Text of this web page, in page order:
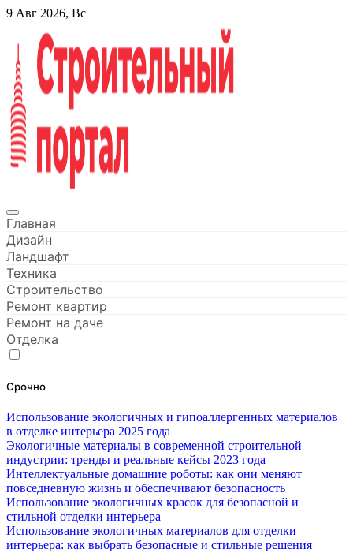
Перейти
содержанию
9 Авг 2026, Вс
Строительный портал
Главная
Дизайн
Ландшафт
Техника
Строительство
Ремонт квартир
Ремонт на даче
Отделка
Срочно
Использование экологичных и гипоаллергенных материалов
в отделке интерьера 2025 года
Экологичные материалы в современной строительной
индустрии: тренды и реальные кейсы 2023 года
Интеллектуальные домашние роботы: как они меняют
повседневную жизнь и обеспечивают безопасность
Использование экологичных красок для безопасной и
стильной отделки интерьера
Использование экологичных материалов для отделки
интерьера: как выбрать безопасные и стильные решения